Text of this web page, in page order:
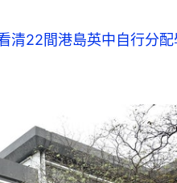
清22間港島英中自行分